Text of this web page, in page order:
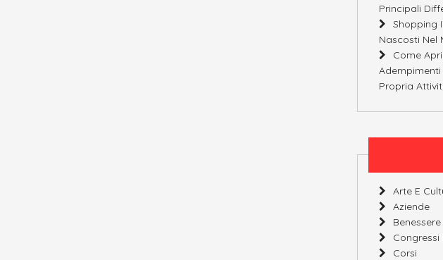
Principali
Shopping
Nascosti Nel
Come
Adempimenti
Propria
Arte E
Aziende
Benessere
Congressi
Corsi